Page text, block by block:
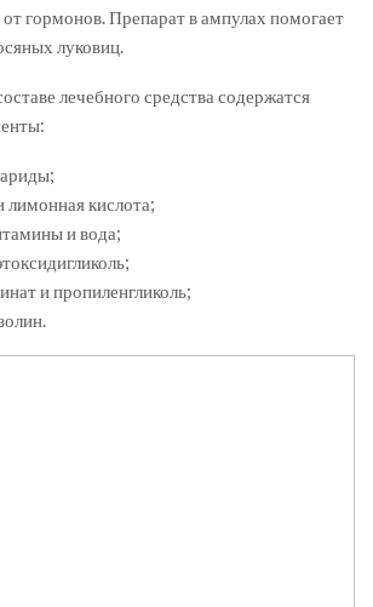
гормонов. Препарат в ампулах помогает
луковиц.
лечебного средства содержатся
лимонная кислота;
и вода;
и пропиленгликоль;